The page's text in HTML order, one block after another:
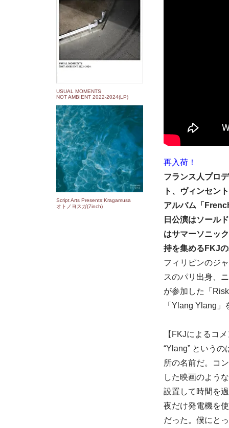
USUAL MOMENTS
NOT AMBIENT 2022​-​2024(LP)
Script Arts Presents:Kragamusa
オトノヨスガ(7inch)
再入荷！
フランス人プロ
ト、ヴィンセン
アルバム「
日公演はソール
はサマーソニッ
持を集めるFKJ
フィリピンのジ
スのパリ出身、
が参加した「
「Ylang Ylang
【FKJによるコ
“Ylang” という
所の名前だ。コ
した映画のよう
設置して時間を
夜だけ発電機を
だった。僕にと